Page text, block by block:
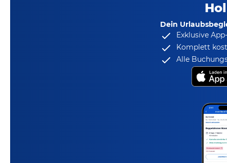
Dein
Exklusive
Komplett
Alle